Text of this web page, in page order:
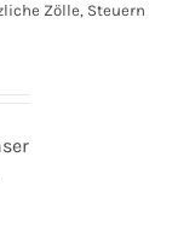
Zölle, Steuern